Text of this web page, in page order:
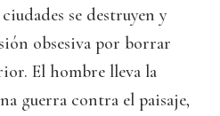
se destruyen y
obsesiva por borrar
El hombre lleva la
guerra contra el paisaje,